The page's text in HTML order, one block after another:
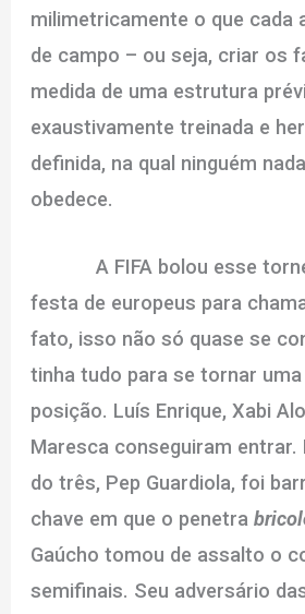
milimetricamente o que cada
de campo – ou seja, criar os
medida de uma estrutura
exaustivamente treinada e
definida, na qual ninguém
obedece.
A FIFA bolou esse
festa de europeus para
fato, isso não só quase se
tinha tudo para se tornar
posição. Luís Enrique, Xabi
Maresca conseguiram entrar.
do três, Pep Guardiola, foi
chave em que o penetra
Gaúcho tomou de assalto o
semifinais. Seu adversário